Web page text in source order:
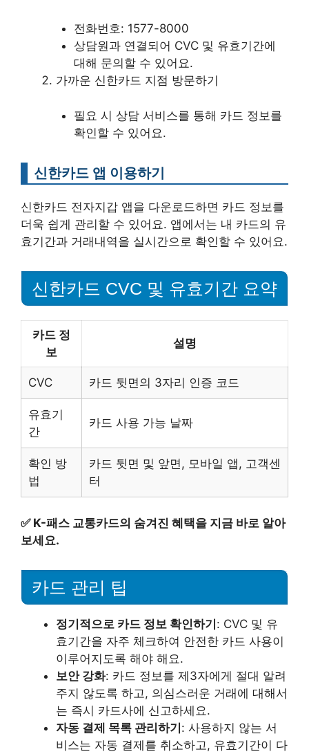
전화번호: 1577-8000
상담원과 연결되어 CVC 및 유효기간에
대해 문의할 수 있어요.
가까운 신한카드 지점 방문하기
필요 시 상담 서비스를 통해 카드 정보를
확인할 수 있어요.
신한카드 앱 이용하기
신한카드 전자지갑 앱을 다운로드하면 카드 정보를
더욱 쉽게 관리할 수 있어요. 앱에서는 내 카드의 유
효기간과 거래내역을 실시간으로 확인할 수 있어요.
신한카드 CVC 및 유효기간 요약
카드 정
보
설명
CVC 카드 뒷면의 3자리 인증 코드
유효기
간
카드 사용 가능 날짜
확인 방
법
카드 뒷면 및 앞면, 모바일 앱, 고객센
터
✅ K-패스 교통카드의 숨겨진 혜택을 지금 바로 알아
보세요.
카드 관리 팁
정기적으로 카드 정보 확인하기: CVC 및 유
효기간을 자주 체크하여 안전한 카드 사용이
이루어지도록 해야 해요.
보안 강화: 카드 정보를 제3자에게 절대 알려
주지 않도록 하고, 의심스러운 거래에 대해서
는 즉시 카드사에 신고하세요.
자동 결제 목록 관리하기: 사용하지 않는 서
비스는 자동 결제를 취소하고, 유효기간이 다